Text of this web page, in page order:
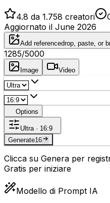
4.8 da 1.758 creatori
Aggiornato il June 2026
Add referencedrop, paste, or
1285/5000
Image Video
Options
Ultra · 16:9
Generate16
Clicca su Genera per
Gratis per iniziare
Modello di Prompt IA